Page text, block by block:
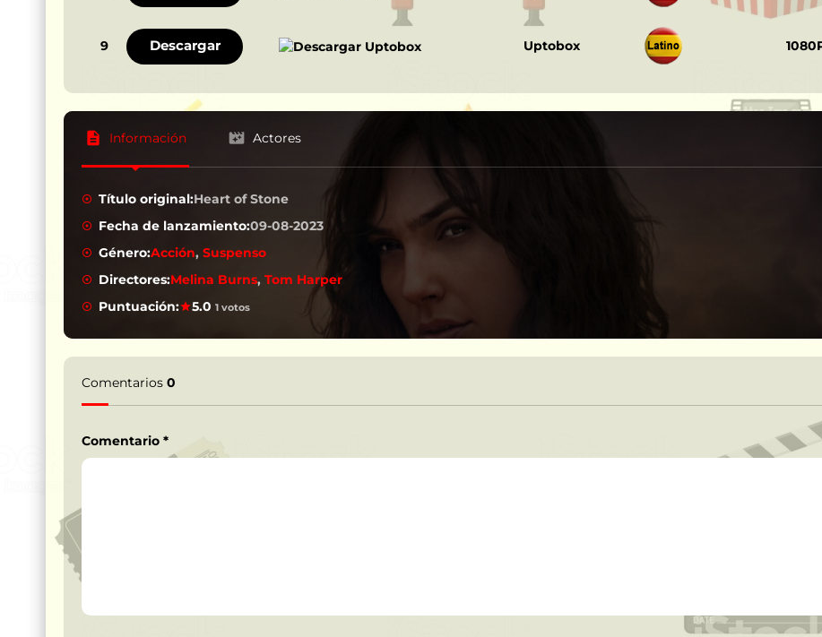
9 Descargar Uptobox ‎ ‎ ‎
Información Actores
Título original:Heart of Stone
Fecha de lanzamiento:09-08-2023
Género:Acción,Suspenso
Directores:Melina Burns,Tom Harper
Puntuación:
5.0 1 votos
Comentarios 0
Comentario *